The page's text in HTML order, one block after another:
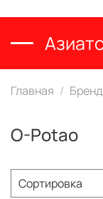
Главная
O-Potao